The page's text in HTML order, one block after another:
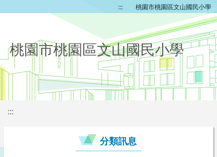
::: 桃園市桃園區文山國民小學
桃園市桃園區文山國民小學
:::
分類訊息